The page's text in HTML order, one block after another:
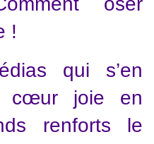
!
qui s’en
cœur joie en
renforts le